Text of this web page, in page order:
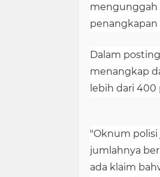
mengunggah
penangkapan
Dalam
menangkap
lebih dari 400
"Oknum
jumlahnya
ada klaim